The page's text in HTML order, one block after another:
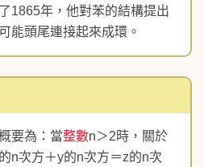
1865年，他對苯的結構提出
能頭尾連接起來成環。
要為：當整數n＞2時，關於
n次方＋y的n次方＝z的n次